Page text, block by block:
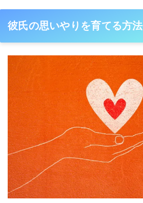
彼氏の思いやりを育てる方法